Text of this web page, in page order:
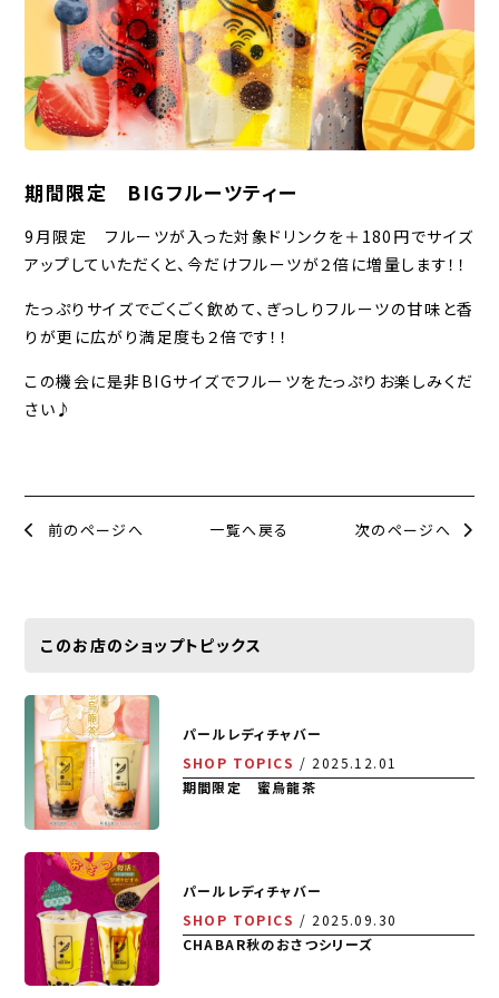
期間限定 BIGフルーツティー
9月限定 フルーツが入った対象ドリンクを＋180円でサイズ
アップしていただくと、今だけフルーツが２倍に増量します！！
たっぷりサイズでごくごく飲めて、ぎっしりフルーツの甘味と香
りが更に広がり満足度も２倍です！！
この機会に是非BIGサイズでフルーツをたっぷりお楽しみくだ
さい♪
前のページへ 次のページへ
一覧へ戻る
このお店のショップトピックス
パールレディチャバー
SHOP TOPICS
2025.12.01
期間限定 蜜烏龍茶
パールレディチャバー
SHOP TOPICS
2025.09.30
CHABAR秋のおさつシリーズ